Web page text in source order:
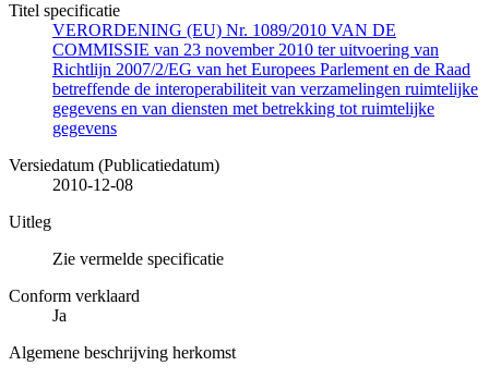
Titel specificatie
VERORDENING (EU) Nr. 1089/2010 VAN DE
COMMISSIE van 23 november 2010 ter uitvoering van
Richtlijn 2007/2/EG van het Europees Parlement en de Raad
betreffende de interoperabiliteit van verzamelingen ruimtelijke
gegevens en van diensten met betrekking tot ruimtelijke
gegevens
Versiedatum (Publicatiedatum)
2010-12-08
Uitleg
Zie vermelde specificatie
Conform verklaard
Ja
Algemene beschrijving herkomst